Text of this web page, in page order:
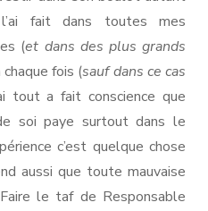
fait dans toutes mes
(et dans des plus grands
fois (sauf dans ce cas
tout a fait conscience que
soi paye surtout dans le
c’est quelque chose
aussi que toute mauvaise
le taf de Responsable